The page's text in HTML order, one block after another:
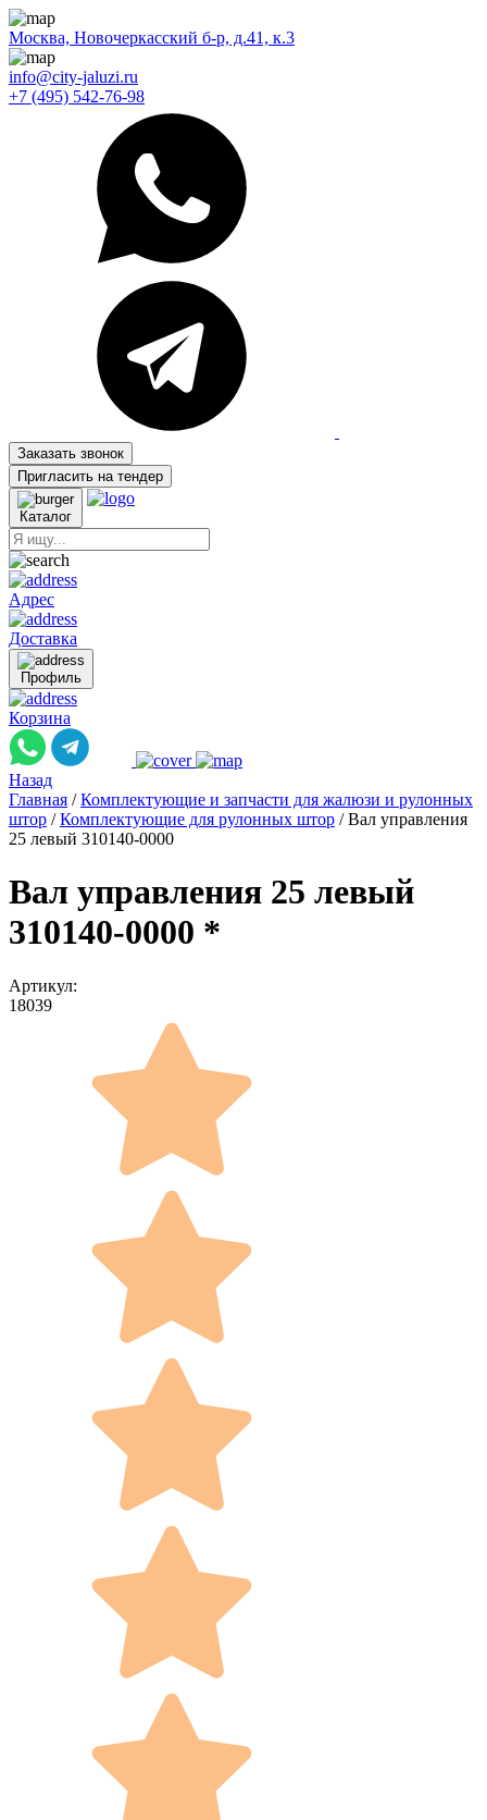
Москва, Новочеркасский б-р, д.41, к.3
info@city-jaluzi.ru
+7 (495) 542-76-98
Заказать звонок
Пригласить на тендер
Каталог
Адрес
Доставка
Профиль
Корзина
Назад
Главная / Комплектующие и запчасти для жалюзи и рулонных
штор / Комплектующие для рулонных штор / Вал управления
25 левый 310140-0000
Вал управления 25 левый
310140-0000 *
Артикул:
18039